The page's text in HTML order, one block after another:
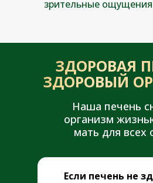
зрительные
ЗДОРОВАЯ
ЗДОРОВЫЙ
Наша печень
организм
мать для всех
Если печень не